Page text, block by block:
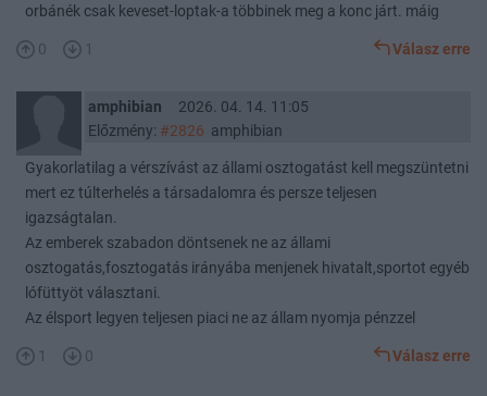
orbánék csak keveset-loptak-a többinek meg a konc járt. máig
0 1 Válasz erre
amphibian
2026. 04. 14. 11:05
Előzmény: #2826 amphibian
Gyakorlatilag a vérszívást az állami osztogatást kell megszüntetni
mert ez túlterhelés a társadalomra és persze teljesen
igazságtalan.
Az emberek szabadon döntsenek ne az állami
osztogatás,fosztogatás irányába menjenek hivatalt,sportot egyéb
lófüttyöt választani.
Az élsport legyen teljesen piaci ne az állam nyomja pénzzel
1 0 Válasz erre